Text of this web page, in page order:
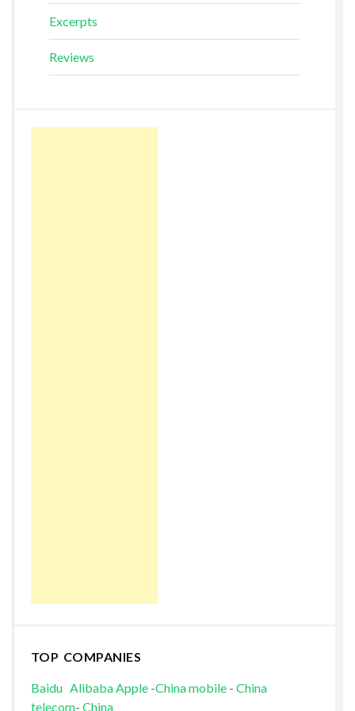
Excerpts
Reviews
TOP COMPANIES
Baidu AlibabaApple-China mobile- China
telecom- China